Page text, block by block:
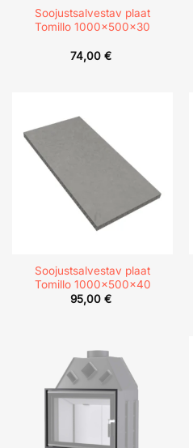
Soojustsalvestav plaat
Tomillo 1000x500x30
74,00 €
Soojustsalvestav plaat
Tomillo 1000x500x40
95,00 €